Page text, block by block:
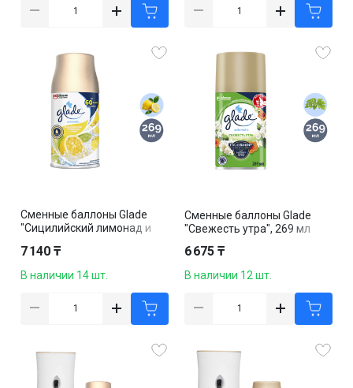
Сменные баллоны Glade
"Сицилийский лимонад и
7 140 ₸
В наличии 14 шт.
Сменные баллоны Glade
"Свежесть утра", 269 мл
6 675 ₸
В наличии 12 шт.